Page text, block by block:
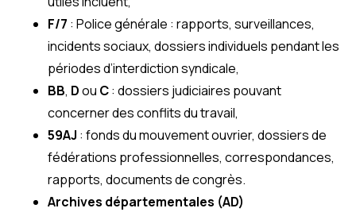
F/7 : Police générale : rapports, surveillances,
incidents sociaux, dossiers individuels pendant les
périodes d’interdiction syndicale,
BB, Dou C: dossiers judiciaires pouvant
concerner des conflits du travail,
59AJ : fonds du mouvement ouvrier, dossiers de
fédérations professionnelles, correspondances,
rapports, documents de congrès.
Archives départementales (AD)